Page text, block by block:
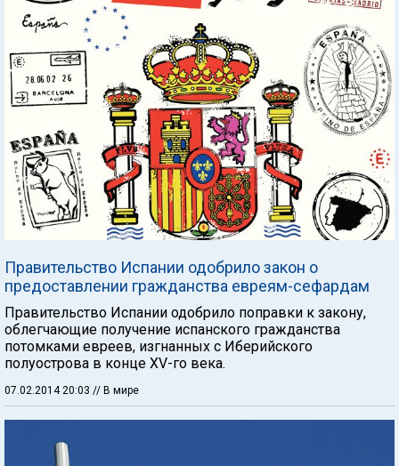
Правительство Испании одобрило закон о
предоставлении гражданства евреям-сефардам
Правительство Испании одобрило поправки к закону,
облегчающие получение испанского гражданства
потомками евреев, изгнанных с Иберийского
полуострова в конце XV-го века.
07.02.2014 20:03 // В мире